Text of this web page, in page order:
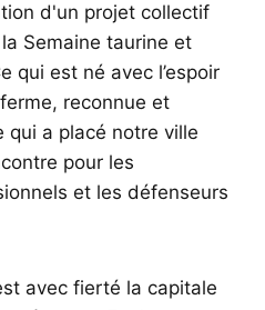
d'un projet collectif
Semaine taurine et
qui est né avec l’espoir
reconnue et
qui a placé notre ville
pour les
et les défenseurs
avec fierté la capitale